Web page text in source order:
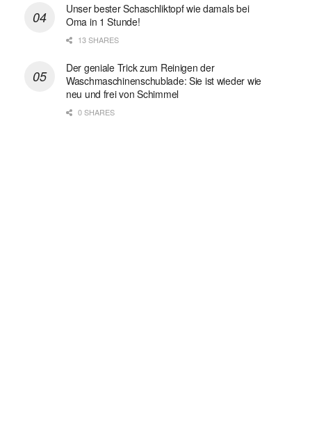
Unser bester Schaschliktopf wie damals bei
Oma in 1 Stunde!
13 SHARES
Der geniale Trick zum Reinigen der
Waschmaschinenschublade: Sie ist wieder wie
neu und frei von Schimmel
0 SHARES